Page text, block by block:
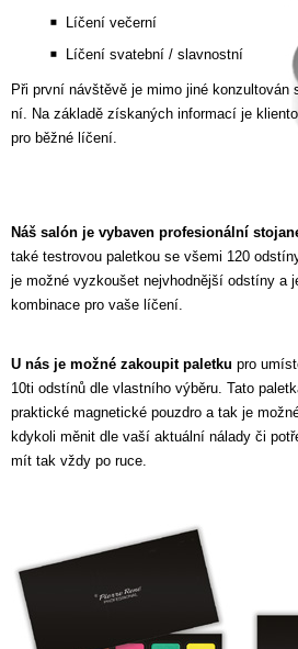
Líčení večerní
Líčení svatební / slavnostní
Při první návštěvě je mimo jiné
ní. Na základě získaných informací je
pro běžné líčení.
Náš salón je vybaven profesionální
také testrovou paletkou se všemi 120
je možné vyzkoušet nejvhodnější odstíny a
kombinace pro vaše líčení.
U nás je možné zakoupit paletku pro
10ti odstínů dle vlastního výběru. Tato
praktické magnetické pouzdro a tak je
kdykoli měnit dle vaší aktuální nálady či
mít tak vždy po ruce.